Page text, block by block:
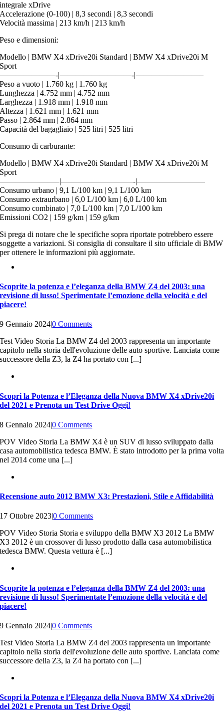
integrale xDrive
Accelerazione (0-100) | 8,3 secondi | 8,3 secondi
Velocità massima | 213 km/h | 213 km/h
Peso e dimensioni:
Modello | BMW X4 xDrive20i Standard | BMW X4 xDrive20i M
Sport
———————-|—————————-|————————–
Peso a vuoto | 1.760 kg | 1.760 kg
Lunghezza | 4.752 mm | 4.752 mm
Larghezza | 1.918 mm | 1.918 mm
Altezza | 1.621 mm | 1.621 mm
Passo | 2.864 mm | 2.864 mm
Capacità del bagagliaio | 525 litri | 525 litri
Consumo di carburante:
Modello | BMW X4 xDrive20i Standard | BMW X4 xDrive20i M
Sport
———————–|—————————-|————————–
Consumo urbano | 9,1 L/100 km | 9,1 L/100 km
Consumo extraurbano | 6,0 L/100 km | 6,0 L/100 km
Consumo combinato | 7,0 L/100 km | 7,0 L/100 km
Emissioni CO2 | 159 g/km | 159 g/km
Si prega di notare che le specifiche sopra riportate potrebbero essere
soggette a variazioni. Si consiglia di consultare il sito ufficiale di BMW
per ottenere le informazioni più aggiornate.
Scoprite la potenza e l’eleganza della BMW Z4 del 2003: una
revisione di lusso! Sperimentate l’emozione della velocità e del
piacere!
9 Gennaio 2024|0 Comments
Test Video Storia La BMW Z4 del 2003 rappresenta un importante
capitolo nella storia dell'evoluzione delle auto sportive. Lanciata come
successore della Z3, la Z4 ha portato con [...]
Scopri la Potenza e l’Eleganza della Nuova BMW X4 xDrive20i
del 2021 e Prenota un Test Drive Oggi!
8 Gennaio 2024|0 Comments
POV Video Storia La BMW X4 è un SUV di lusso sviluppato dalla
casa automobilistica tedesca BMW. È stato introdotto per la prima volta
nel 2014 come una [...]
Recensione auto 2012 BMW X3: Prestazioni, Stile e Affidabilità
17 Ottobre 2023|0 Comments
POV Video Storia Storia e sviluppo della BMW X3 2012 La BMW
X3 2012 è un crossover di lusso prodotto dalla casa automobilistica
tedesca BMW. Questa vettura è [...]
Scoprite la potenza e l’eleganza della BMW Z4 del 2003: una
revisione di lusso! Sperimentate l’emozione della velocità e del
piacere!
9 Gennaio 2024|0 Comments
Test Video Storia La BMW Z4 del 2003 rappresenta un importante
capitolo nella storia dell'evoluzione delle auto sportive. Lanciata come
successore della Z3, la Z4 ha portato con [...]
Scopri la Potenza e l’Eleganza della Nuova BMW X4 xDrive20i
del 2021 e Prenota un Test Drive Oggi!